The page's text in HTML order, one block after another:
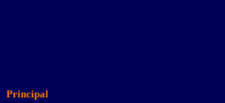
Principal